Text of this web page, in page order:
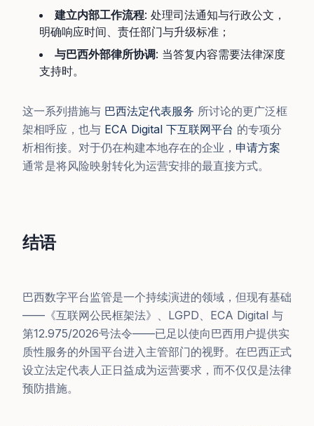
建立内部工作流程: 处理司法通知与行政公文，
明确响应时间、责任部门与升级标准；
与巴西外部律所协调: 当答复内容需要法律深度
支持时。
这一系列措施与 巴西法定代表服务 所讨论的更广泛框
架相呼应，也与 ECA Digital 下互联网平台 的专项分
析相衔接。对于仍在构建本地存在的企业， 申请方案
通常是将风险映射转化为运营安排的最直接方式。
结语
巴西数字平台监管是一个持续演进的领域，但现有基础
——《互联网公民框架法》、LGPD、ECA Digital 与
第12.975/2026号法令——已足以使向巴西用户提供实
质性服务的外国平台进入主管部门的视野。在巴西正式
设立法定代表人正日益成为运营要求，而不仅仅是法律
预防措施。